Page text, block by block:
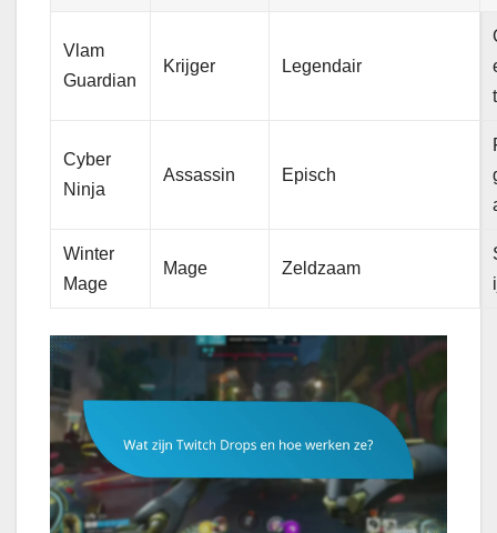
Vlam
Guardian
Krijger Legendair
Cyber
Ninja
Assassin Episch
Winter
Mage
Mage Zeldzaam